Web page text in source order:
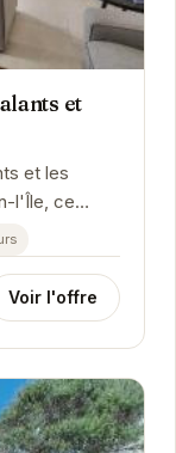
et
et les
l'Île, ce
des
Voir l'offre